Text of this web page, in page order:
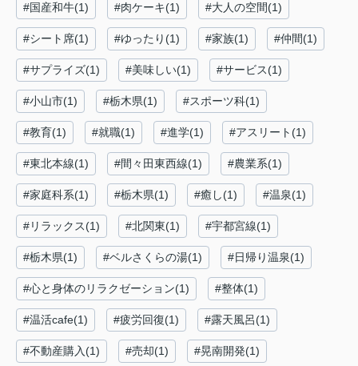
#国産和牛(1) #肉ケーキ(1) #大人の空間(1)
#シート席(1) #ゆったり(1) #家族(1) #仲間(1)
#サプライズ(1) #美味しい(1) #サービス(1)
#小山市(1) #栃木県(1) #スポーツ科(1)
#教育(1) #就職(1) #進学(1) #アスリート(1)
#東北本線(1) #間々田東西線(1) #農業系(1)
#家庭科系(1) #栃木県(1) #癒し(1) #温泉(1)
#リラックス(1) #北関東(1) #宇都宮線(1)
#栃木県(1) #ベルさくらの湯(1) #日帰り温泉(1)
#心と身体のリラクゼーション(1) #整体(1)
#温活cafe(1) #疲労回復(1) #露天風呂(1)
#不動産購入(1) #売却(1) #晃南開発(1)